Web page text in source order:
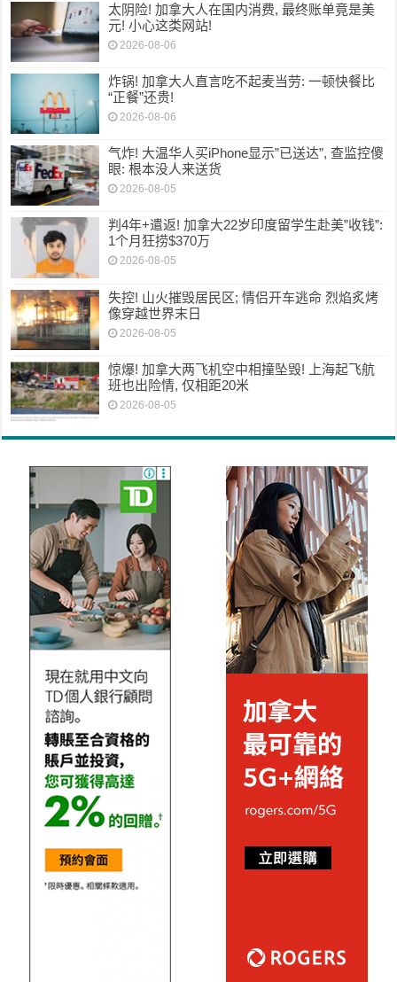
太阴险! 加拿大人在国内消费, 最终账单竟是美
元! 小心这类网站!
2026-08-06
炸锅! 加拿大人直言吃不起麦当劳: 一顿快餐比
“正餐”还贵!
2026-08-06
气炸! 大温华人买iPhone显示”已送达”, 查监控傻
眼: 根本没人来送货
2026-08-05
判4年+遣返! 加拿大22岁印度留学生赴美”收钱”:
1个月狂捞$370万
2026-08-05
失控! 山火摧毁居民区; 情侣开车逃命 烈焰炙烤
像穿越世界末日
2026-08-05
惊爆! 加拿大两飞机空中相撞坠毁! 上海起飞航
班也出险情, 仅相距20米
2026-08-05